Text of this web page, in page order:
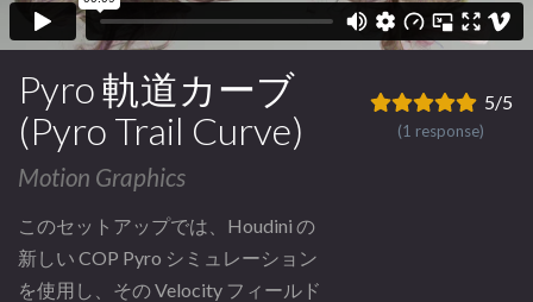
Pyro 軌道カーブ
(Pyro Trail Curve)
Motion Graphics
このセットアップでは、Houdini の
新しい COP Pyro シミュレーション
を使用し、その Velocity フィールド
5/5
(1 response)